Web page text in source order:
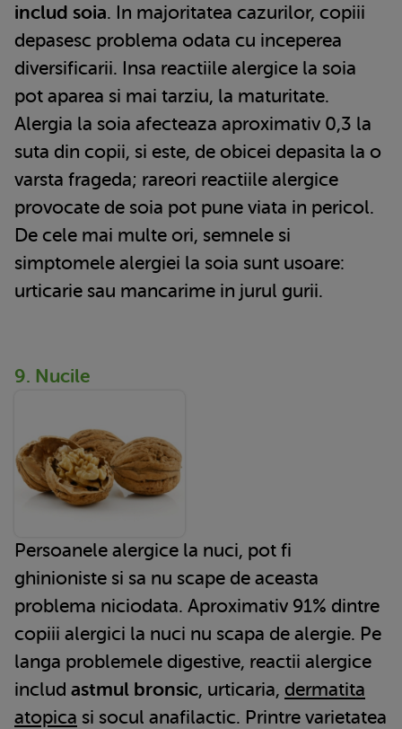
includ soia. In majoritatea cazurilor, copiii
depasesc problema odata cu inceperea
diversificarii. Insa reactiile alergice la soia
pot aparea si mai tarziu, la maturitate.
Alergia la soia afecteaza aproximativ 0,3 la
suta din copii, si este, de obicei depasita la o
varsta frageda; rareori reactiile alergice
provocate de soia pot pune viata in pericol.
De cele mai multe ori, semnele si
simptomele alergiei la soia sunt usoare:
urticarie sau mancarime in jurul gurii.
9. Nucile
Persoanele alergice la nuci, pot fi
ghinioniste si sa nu scape de aceasta
problema niciodata. Aproximativ 91% dintre
copiii alergici la nuci nu scapa de alergie. Pe
langa problemele digestive, reactii alergice
includ astmul bronsic, urticaria, dermatita
atopica si socul anafilactic. Printre varietatea